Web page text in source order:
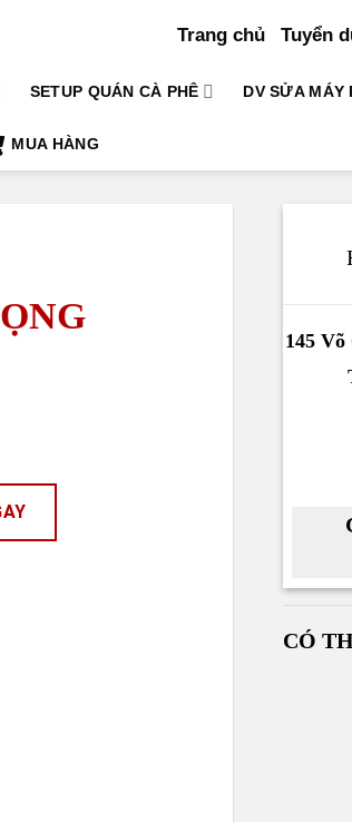
Trang chủ Tuyển
SETUP QUÁN CÀ PHÊ DV SỬA MÁY
MUA HÀNG
145
CÓ